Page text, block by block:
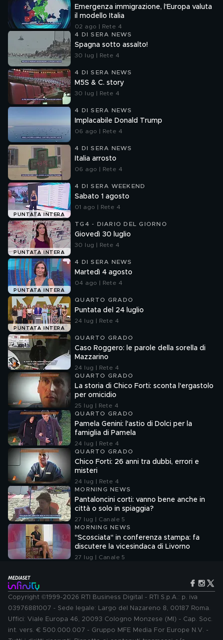
Emergenza immigrazione, l'Europa valuta
il modello Italia
02 ago | Rete 4
4 DI SERA NEWS
Spagna sotto assalto!
30 lug | Rete 4
4 DI SERA NEWS
M5S & C. story
30 lug | Rete 4
4 DI SERA NEWS
Implacabile Donald Trump
06 ago | Rete 4
4 DI SERA NEWS
Italia arrosto
06 ago | Rete 4
PUNTATA INTERA
4 DI SERA WEEKEND
Sabato 1 agosto
01 ago | Rete 4
PUNTATA INTERA
TG4 - DIARIO DEL GIORNO
Giovedì 30 luglio
30 lug | Rete 4
PUNTATA INTERA
4 DI SERA NEWS
Martedì 4 agosto
04 ago | Rete 4
PUNTATA INTERA
QUARTO GRADO
Puntata del 24 luglio
24 lug | Rete 4
QUARTO GRADO
Caso Roggero: le parole della sorella di
Mazzarino
24 lug | Rete 4
QUARTO GRADO
La storia di Chico Forti: sconta l'ergastolo
per omicidio
25 lug | Rete 4
QUARTO GRADO
Pamela Genini: l'astio di Dolci per la
famiglia di Pamela
24 lug | Rete 4
QUARTO GRADO
Chico Forti: 26 anni tra dubbi, errori e
misteri
24 lug | Rete 4
MORNING NEWS
Pantaloncini corti: vanno bene anche in
città o solo in spiaggia?
27 lug | Canale 5
MORNING NEWS
"Scosciata" in conferenza stampa: fa
discutere la vicesindaca di Livorno
27 lug | Canale 5
Copyright ©1999-2026 RTI Business Digital - RTI S.p.A.: p. iva
03976881007 - Sede legale: Largo del Nazareno 8, 00187 Roma.
Uffici: Viale Europa 46, 20093 Cologno Monzese (MI) - Cap. Soc.
int. vers. € 500.000.007 - Gruppo MFE Media For Europe N.V. -